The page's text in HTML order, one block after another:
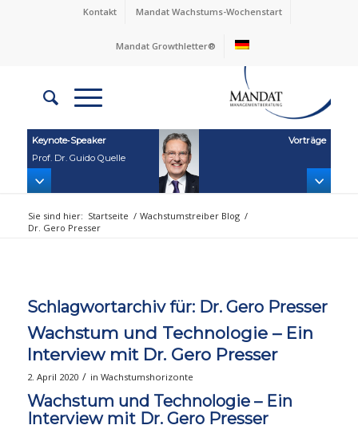
Kontakt Mandat Wachstums-Wochenstart
Mandat Growthletter®
Keynote‑Speaker
Prof. Dr. Guido Quelle
Vorträge
Sie sind hier: Startseite / Wachstumstreiber Blog /
Dr. Gero Presser
Schlagwortarchiv für: Dr. Gero Presser
Wachstum und Technologie – Ein
Interview mit Dr. Gero Presser
2. April 2020 / in Wachstumshorizonte
Wachstum und Technologie – Ein
Interview mit Dr. Gero Presser